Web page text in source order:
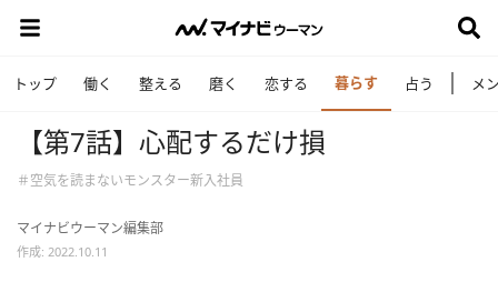
トップ 働く 整える 磨く 恋する 暮らす 占う メ
【第7話】心配するだけ損
＃空気を読まないモンスター新入社員
マイナビウーマン編集部
作成: 2022.10.11